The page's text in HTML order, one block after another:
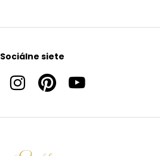
Sociálne siete